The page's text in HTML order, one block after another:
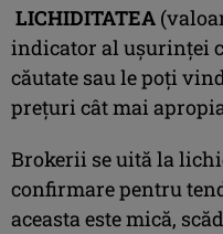
LICHIDITATEA
indicator al uşurinţei
căutate sau le poţi
preţuri cât mai
Brokerii se uită la
confirmare pentru
aceasta este mică,